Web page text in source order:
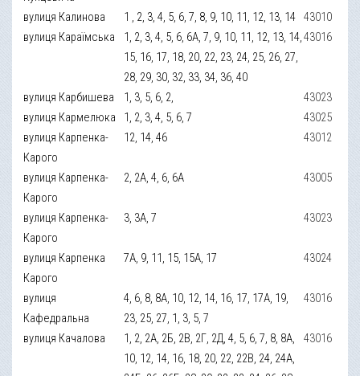
вулиця Калинова
1 , 2, 3, 4, 5, 6, 7, 8, 9, 10, 11, 12, 13, 14 43010
вулиця Караїмська
1, 2, 3, 4, 5, 6, 6А, 7, 9, 10, 11, 12, 13, 14,
15, 16, 17, 18, 20, 22, 23, 24, 25, 26, 27,
28, 29, 30, 32, 33, 34, 36, 40
43016
вулиця Карбишева 1, 3, 5, 6, 2,
43023
вулиця Кармелюка
1, 2, 3, 4, 5, 6, 7
43025
вулиця Карпенка-
Карого
12, 14, 46 43012
вулиця Карпенка-
Карого
2, 2А, 4, 6, 6А 43005
вулиця Карпенка-
Карого
3, 3А, 7 43023
вулиця Карпенка
Карого
7А, 9, 11, 15, 15А, 17 43024
вулиця
Кафедральна
4, 6, 8, 8А, 10, 12, 14, 16, 17, 17А, 19,
23, 25, 27, 1, 3, 5, 7
43016
вулиця Качалова
1, 2, 2А, 2Б, 2В, 2Г, 2Д, 4, 5, 6, 7, 8, 8А,
10, 12, 14, 16, 18, 20, 22, 22В, 24, 24А,
43016